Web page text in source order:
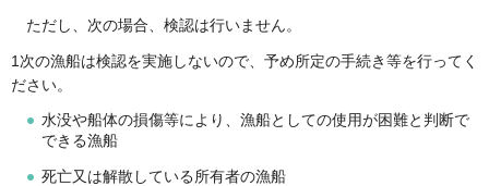
ただし、次の場合、検認は行いません。
1次の漁船は検認を実施しないので、予め所定の手続き等を行ってく
ださい。
水没や船体の損傷等により、漁船としての使用が困難と判断で
できる漁船
死亡又は解散している所有者の漁船